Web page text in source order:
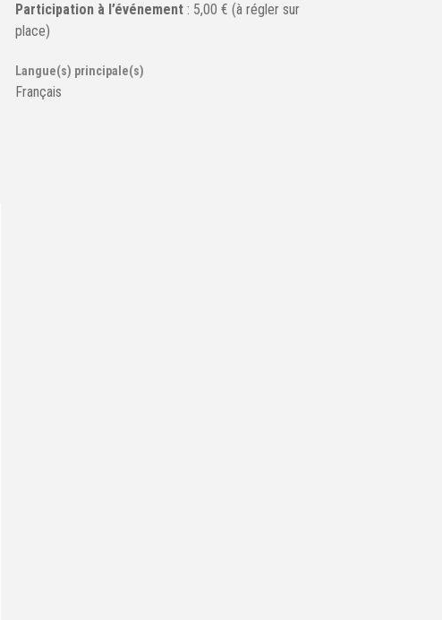
Participation à l’événement : 5,00 € (à régler sur
place)
Langue(s) principale(s)
Français